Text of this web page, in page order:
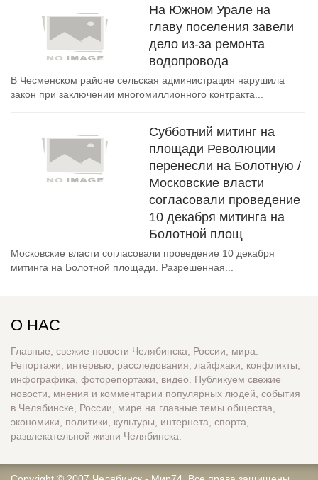
На Южном Урале на
главу поселения завели
дело из-за ремонта
водопровода
В Чесменском районе сельская администрация нарушила
закон при заключении многомиллионного контракта...
Субботний митинг на
площади Революции
перенесли на Болотную /
Московские власти
согласовали проведение
10 декабря митинга на
Болотной площ
Московские власти согласовали проведение 10 декабря
митинга на Болотной площади. Разрешенная...
О НАС
Главные, свежие новости Челябинска, России, мира.
Репортажи, интервью, расследования, лайфхаки, конфликты,
инфографика, фоторепортажи, видео. Публикуем свежие
новости, мнения и комментарии популярных людей, события
в Челябинске, России, мире на главные темы общества,
экономики, политики, культуры, интернета, спорта,
развлекательной жизни Челябинска.